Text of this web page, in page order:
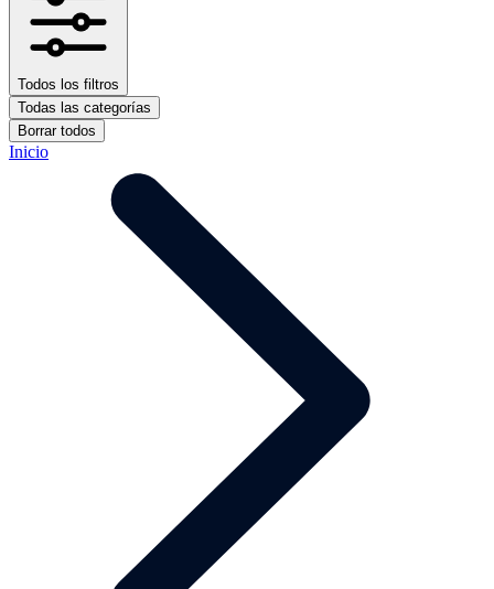
Todos los filtros
Todas las categorías
Borrar todos
Inicio